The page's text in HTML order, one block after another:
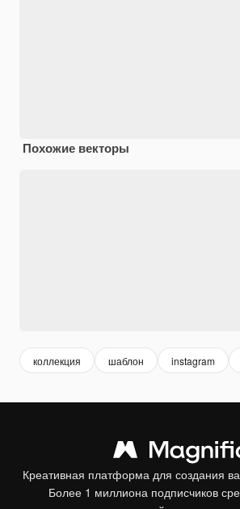
Похожие векторы
коллекция шаблон instagram
Креативная платформа для создания
Более 1 миллиона подписчиков